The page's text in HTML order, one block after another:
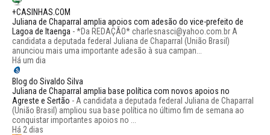
+CASINHAS.COM
Juliana de Chaparral amplia apoios com adesão do vice-prefeito de
Lagoa de Itaenga -*Da REDAÇÃO* charlesnasci@yahoo.com.br A
candidata a deputada federal Juliana de Chaparral (União Brasil)
anunciou mais uma importante adesão à sua campan...
Há um dia
Blog do Sivaldo Silva
Juliana de Chaparral amplia base política com novos apoios no
Agreste e Sertão - A candidata a deputada federal Juliana de Chaparral
(União Brasil) ampliou sua base política no último fim de semana ao
conquistar importantes apoios no ...
Há 2 dias